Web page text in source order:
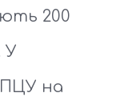
200
У
ПЦУ на